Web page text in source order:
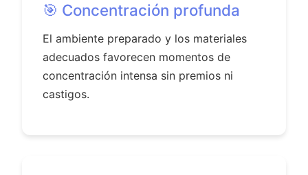
🎯 Concentración profunda
El ambiente preparado y los materiales
adecuados favorecen momentos de
concentración intensa sin premios ni
castigos.